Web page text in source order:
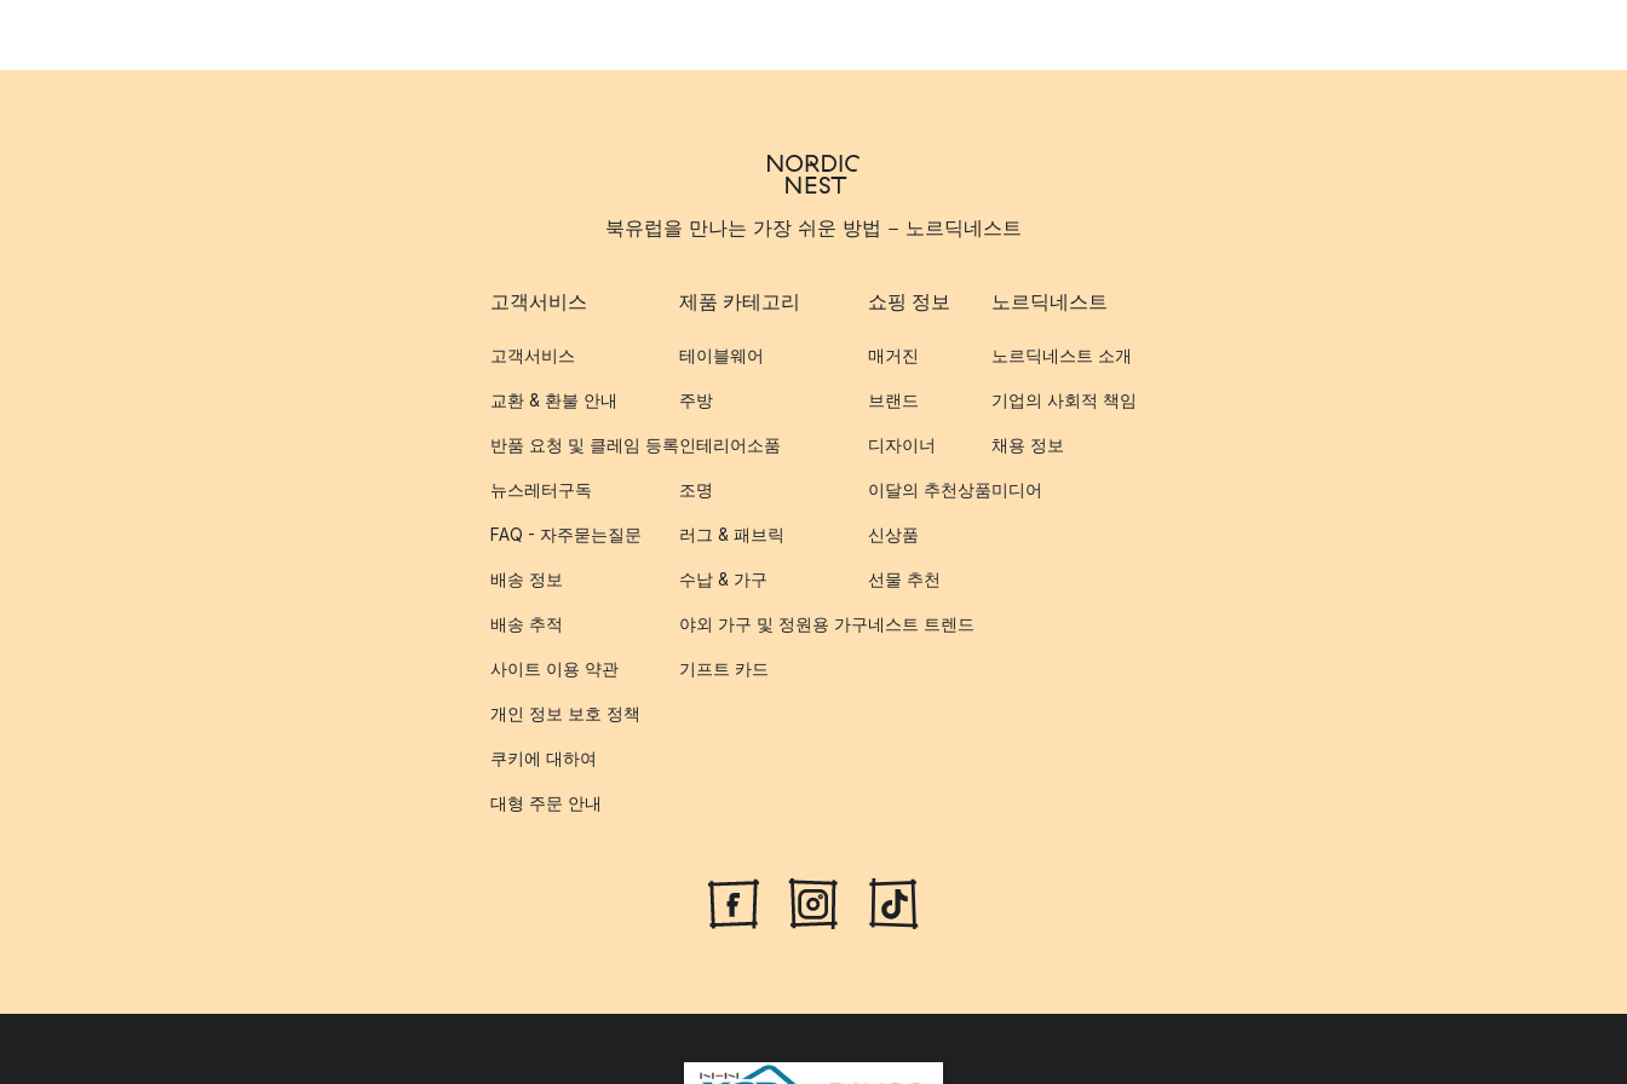
북유럽을 만나는 가장 쉬운 방법 - 노르딕네스트
고객서비스
고객서비스
교환 & 환불 안내
반품 요청 및 클레임 등록
뉴스레터구독
FAQ - 자주묻는질문
배송 정보
배송 추적
사이트 이용 약관
개인 정보 보호 정책
쿠키에 대하여
대형 주문 안내
제품 카테고리
테이블웨어
주방
인테리어소품
조명
러그 & 패브릭
수납 & 가구
야외 가구 및 정원용 가구
기프트 카드
쇼핑 정보
매거진
브랜드
디자이너
이달의 추천상품
신상품
선물 추천
네스트 트렌드
노르딕네스트
노르딕네스트 소개
기업의 사회적 책임
채용 정보
미디어